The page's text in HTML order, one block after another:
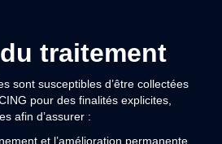
traitement
sont susceptibles d’être collectées
pour des finalités explicites,
afin d’assurer :
et l’amélioration permanente